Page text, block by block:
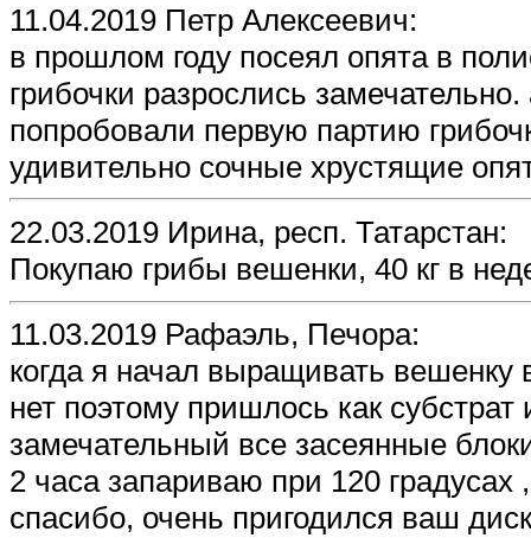
11.04.2019 Петр Алексеевич:
в прошлом году посеял опята в
грибочки разрослись
попробовали первую партию
удивительно сочные хрустящие
22.03.2019 Ирина, респ. Татарстан:
Покупаю грибы вешенки, 40 кг в
11.03.2019 Рафаэль, Печора:
когда я начал выращивать
нет поэтому пришлось как субстрат
замечательный все засеянные
2 часа запариваю при 120
спасибо, очень пригодился ваш